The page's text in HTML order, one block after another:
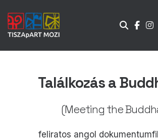
Találkozás a
(Meeting the
feliratos angol